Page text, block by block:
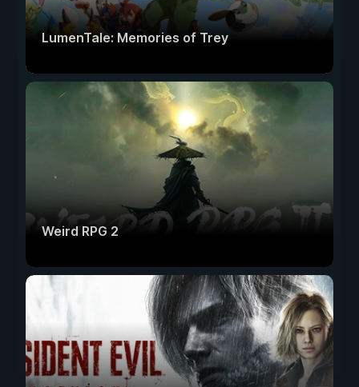
LumenTale: Memories of Trey
Weird RPG 2